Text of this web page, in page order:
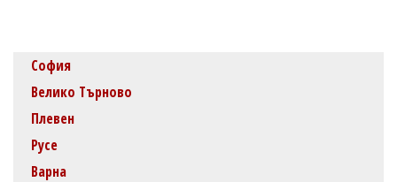
София
Велико Търново
Плевен
Русе
Варна